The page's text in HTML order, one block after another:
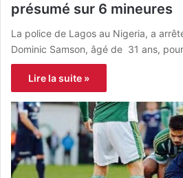
présumé sur 6 mineures
La police de Lagos au Nigeria, a
Dominic Samson, âgé de 31 ans,
Lire la suite »